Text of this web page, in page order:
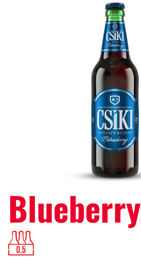
Blueberry